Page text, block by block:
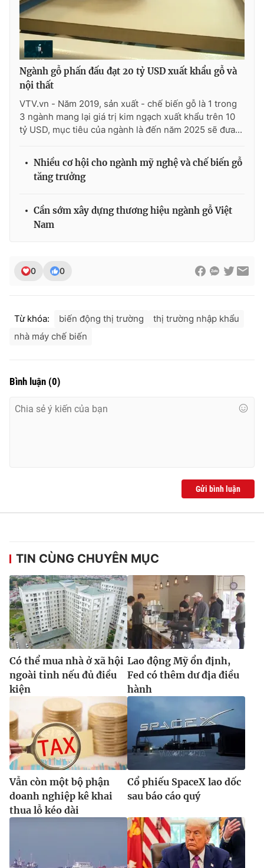
Ðiện thoại Thời báo VTV:
024.66 897 897
Email:toasoan@vtv.vn
Liên hệ quảng cáo:024-7300.7108
® Cấm sao chép dưới mọi hình thức nếu không có sự chấp
thuận bằng văn bản. Ghi rõ nguồn VTV.vn khi phát hành lại
thông tin từ website này.
Ngành gỗ phấn đấu đạt 20 tỷ USD xuất khẩu gỗ và
nội thất
VTV.vn - Năm 2019, sản xuất - chế biến gỗ là 1 trong
3 ngành mang lại giá trị kim ngạch xuất khẩu trên 10
tỷ USD, mục tiêu của ngành là đến năm 2025 sẽ đưa...
Nhiều cơ hội cho ngành mỹ nghệ và chế biến gỗ
tăng trưởng
Cần sớm xây dựng thương hiệu ngành gỗ Việt
Nam
0 0
Từ khóa: biến động thị trường
thị trường nhập khẩu
nhà máy chế biến
Bình luận (0)
Gửi bình luận
TIN CÙNG CHUYÊN MỤC
Có thể mua nhà ở xã hội
ngoài tỉnh nếu đủ điều
kiện
Lao động Mỹ ổn định,
Fed có thêm dư địa điều
hành
Vẫn còn một bộ phận
doanh nghiệp kê khai
thua lỗ kéo dài
Cổ phiếu SpaceX lao dốc
sau báo cáo quý